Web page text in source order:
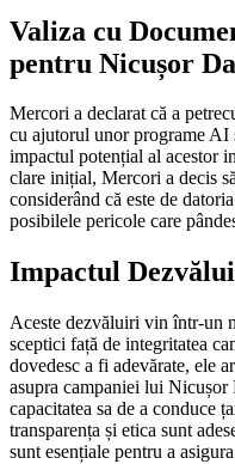
Valiza cu
pentru Nicușor
Mercori a declarat că a
cu ajutorul unor programe AI
impactul potențial al acestor
clare inițial, Mercori a decis
considerând că este de
posibilele pericole care
Impactul
Aceste dezvăluiri vin într-un
sceptici față de integritatea
dovedesc a fi adevărate, ele
asupra campaniei lui
capacitatea sa de a conduce
transparența și etica sunt
sunt esențiale pentru a